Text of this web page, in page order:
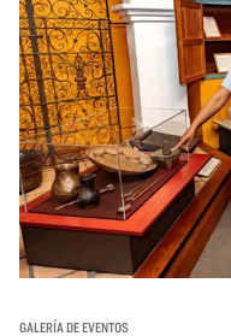
GALERÍA DE EVENTOS